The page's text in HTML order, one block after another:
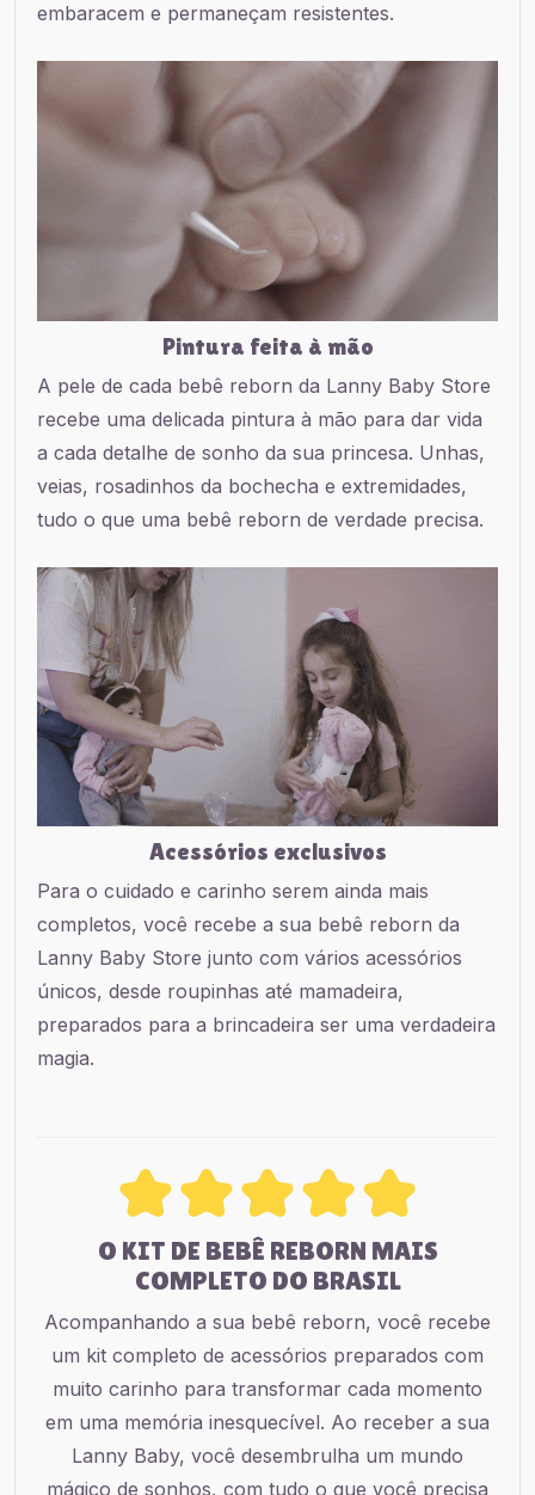
embaracem e permaneçam resistentes.
Pintura feita à mão
A pele de cada bebê reborn da Lanny Baby Store
recebe uma delicada pintura à mão para dar vida
a cada detalhe de sonho da sua princesa. Unhas,
veias, rosadinhos da bochecha e extremidades,
tudo o que uma bebê reborn de verdade precisa.
Acessórios exclusivos
Para o cuidado e carinho serem ainda mais
completos, você recebe a sua bebê reborn da
Lanny Baby Store junto com vários acessórios
únicos, desde roupinhas até mamadeira,
preparados para a brincadeira ser uma verdadeira
magia.
O KIT DE BEBÊ REBORN MAIS
COMPLETO DO BRASIL
Acompanhando a sua bebê reborn, você recebe
um kit completo de acessórios preparados com
muito carinho para transformar cada momento
em uma memória inesquecível. Ao receber a sua
Lanny Baby, você desembrulha um mundo
mágico de sonhos, com tudo o que você precisa